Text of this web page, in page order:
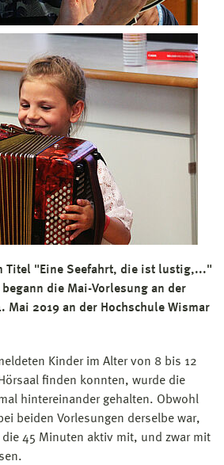
Titel "Eine Seefahrt, die ist lustig,..."
die Mai-Vorlesung an der
Mai 2019 an der Hochschule Wismar
Kinder im Alter von 8 bis 12
finden konnten, wurde die
hintereinander gehalten. Obwohl
beiden Vorlesungen derselbe war,
45 Minuten aktiv mit, und zwar mit